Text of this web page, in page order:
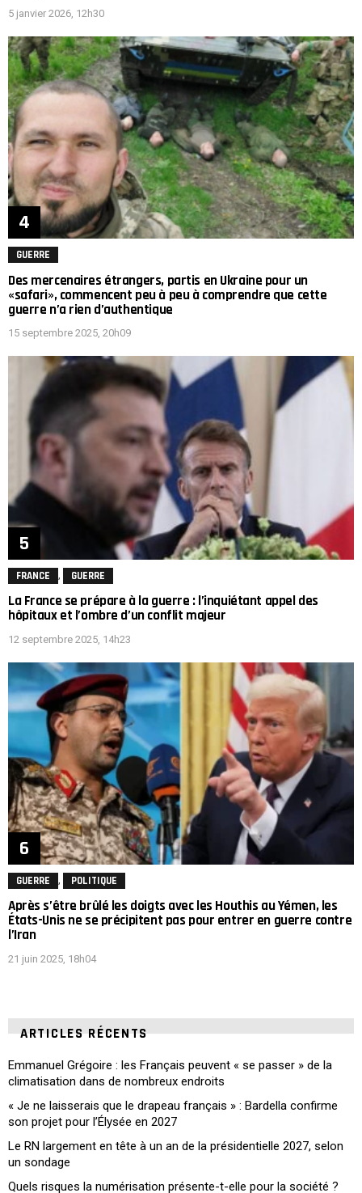
5 janvier 2026, 12h30
GUERRE
Des mercenaires étrangers, partis en Ukraine pour un
«safari», commencent peu à peu à comprendre que cette
guerre n’a rien d’authentique
15 septembre 2025, 20h09
FRANCE GUERRE
La France se prépare à la guerre : l’inquiétant appel des
hôpitaux et l’ombre d’un conflit majeur
12 septembre 2025, 14h23
GUERRE , POLITIQUE
Après s’être brûlé les doigts avec les Houthis au Yémen, les
États-Unis ne se précipitent pas pour entrer en guerre contre
l’Iran
21 juin 2025, 18h04
ARTICLES RÉCENTS
Emmanuel Grégoire : les Français peuvent « se passer » de la
climatisation dans de nombreux endroits
« Je ne laisserais que le drapeau français » : Bardella confirme
son projet pour l’Élysée en 2027
Le RN largement en tête à un an de la présidentielle 2027, selon
un sondage
Quels risques la numérisation présente-t-elle pour la société ?